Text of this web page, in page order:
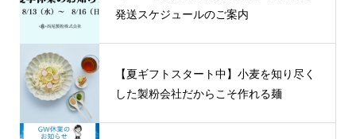
発送スケジュールのご案内
【夏ギフトスタート中】小麦を知り尽く
した製粉会社だからこそ作れる麺